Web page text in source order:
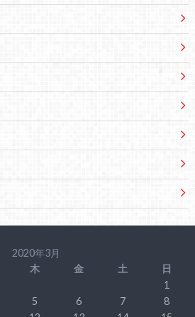
2020年3月
木 金 土
日
1
5 6 7
8